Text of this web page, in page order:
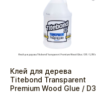
Клей для дерева
Titebond Transparent
Premium Wood Glue / D3